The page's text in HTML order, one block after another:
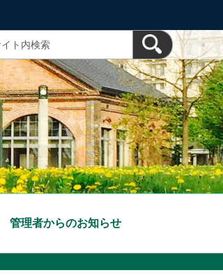
管理者からのお知らせ